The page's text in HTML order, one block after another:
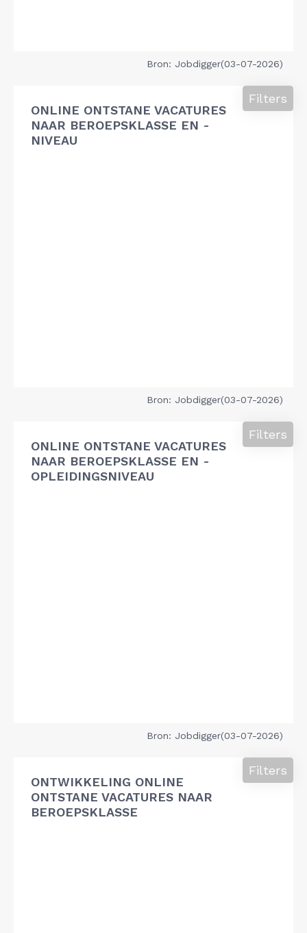
Bron: Jobdigger(03-07-2026)
ONLINE ONTSTANE VACATURES
NAAR BEROEPSKLASSE EN -
NIVEAU
Filters
Bron: Jobdigger(03-07-2026)
ONLINE ONTSTANE VACATURES
NAAR BEROEPSKLASSE EN -
OPLEIDINGSNIVEAU
Filters
Bron: Jobdigger(03-07-2026)
ONTWIKKELING ONLINE
ONTSTANE VACATURES NAAR
BEROEPSKLASSE
Filters